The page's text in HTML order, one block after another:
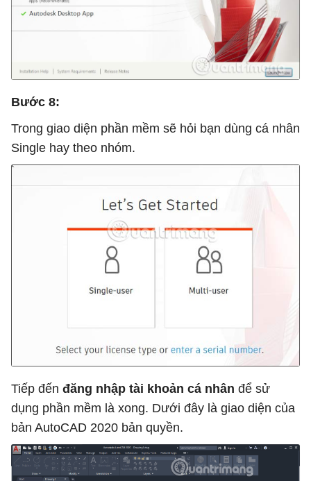
Bước 8:
Trong giao diện phần mềm sẽ hỏi bạn dùng cá nhân
Single hay theo nhóm.
Tiếp đến đăng nhập tài khoản cá nhân để sử
dụng phần mềm là xong. Dưới đây là giao diện của
bản AutoCAD 2020 bản quyền.